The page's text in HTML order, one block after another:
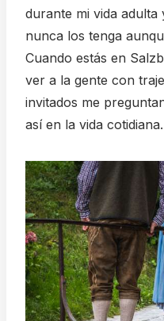
durante mi vida
nunca los tenga
Cuando estás en
ver a la gente con
invitados me
así en la vida cotidiana.